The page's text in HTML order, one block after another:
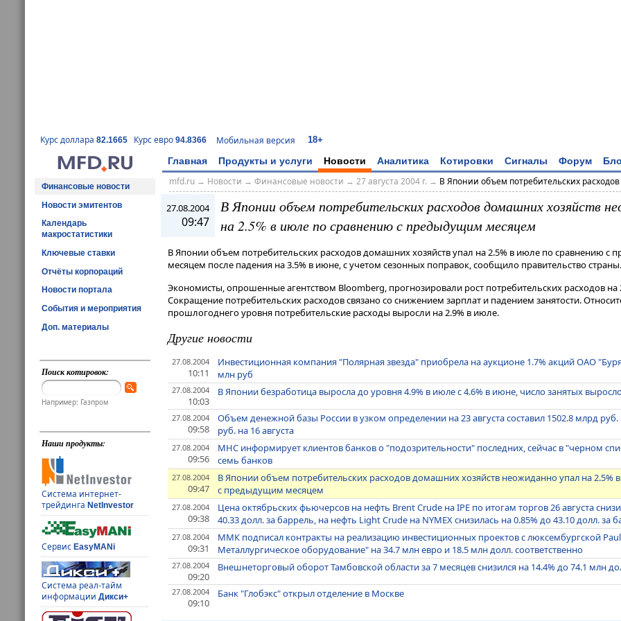
Курс доллара 82.1665 Курс евро 94.8366 Мобильная версия 18+
Главная Продукты и услуги Новости Аналитика Котировки Сигналы Форум
Финансовые новости
Новости эмитентов
Календарь
макростатистики
Ключевые ставки
Отчёты корпораций
Новости портала
События и мероприятия
Доп. материалы
Поиск котировок:
Например: Газпром
Наши продукты:
Система интернет-
трейдингаNetInvestor
СервисEasyMANi
Система реал-тайм
информацииДикси+
mfd.ru→ Новости → Финансовые новости → 27 августа 2004 г. → В Японии объем потребительских
27.08.2004
09:47
В Японии объем потребительских расходов домашних хозяйств
на 2.5% в июле по сравнению с предыдущим месяцем
В Японии объем потребительских расходов домашних хозяйств упал на 2.5% в июле по сравнению с
месяцем после падения на 3.5% в июне, с учетом сезонных поправок, сообщило правительство страны.
Экономисты, опрошенные агентством Bloomberg, прогнозировали рост потребительских расходов на
Сокращение потребительских расходов связано со снижением зарплат и падением занятости.
прошлогоднего уровня потребительские расходы выросли на 2.9% в июле.
Другие новости
27.08.2004
10:11
Инвестиционная компания "Полярная звезда" приобрела на аукционе 1.7% акций ОАО
млн руб
27.08.2004
10:03
В Японии безработица выросла до уровня 4.9% в июле с 4.6% в июне, число занятых
27.08.2004
09:58
Объем денежной базы России в узком определении на 23 августа составил 1502.8 млрд
руб. на 16 августа
27.08.2004
09:56
МНС информирует клиентов банков о "подозрительности" последних, сейчас в "черном
семь банков
27.08.2004
09:47
В Японии объем потребительских расходов домашних хозяйств неожиданно упал на 2.5%
с предыдущим месяцем
27.08.2004
09:38
Цена октябрьских фьючерсов на нефть Brent Crude на IPE по итогам торгов 26 августа
40.33 долл. за баррель, на нефть Light Crude на NYMEX снизилась на 0.85% до 43.10 долл. за
27.08.2004
09:31
ММК подписал контракты на реализацию инвестиционных проектов с люксембургской
Металлургическое оборудование" на 34.7 млн евро и 18.5 млн долл. соответственно
27.08.2004
09:20
Внешнеторговый оборот Тамбовской области за 7 месяцев снизился на 14.4% до 74.1 млн
27.08.2004
09:10
Банк "Глобэкс" открыл отделение в Москве